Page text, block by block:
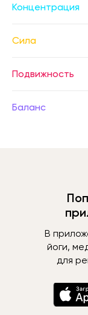
Концентрация
Сила
Подвижность
Баланс
В
йоги,
для